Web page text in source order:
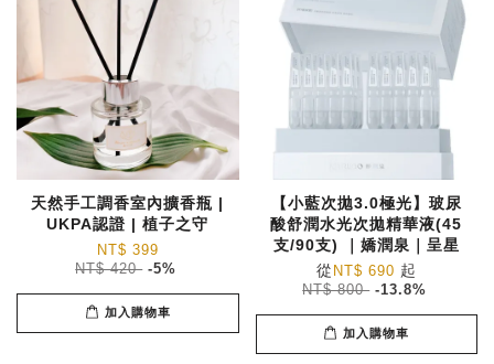
天然手工調香室內擴香瓶 |
UKPA認證 | 植子之守
NT$ 399
NT$ 420 -5%
加入購物車
【小藍次拋3.0極光】玻尿
酸舒潤水光次拋精華液(45
支/90支) ｜嬌潤泉｜呈星
從 NT$ 690 起
NT$ 800 -13.8%
加入購物車